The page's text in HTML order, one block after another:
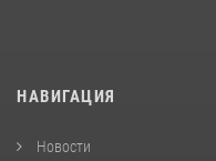
НАВИГАЦИЯ
Новости